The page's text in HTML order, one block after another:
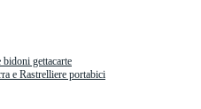
gettacarte
e Rastrelliere portabici